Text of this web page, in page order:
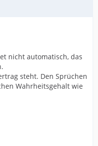
nicht automatisch, das
steht. Den Sprüchen
Wahrheitsgehalt wie